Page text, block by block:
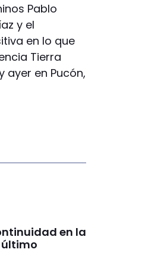
Pablo
y el
en lo que
Tierra
ayer en Pucón,
en la
último